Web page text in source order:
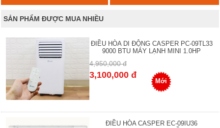
SẢN PHẨM ĐƯỢC MUA NHIỀU
ĐIỀU HÒA DI ĐỘNG CASPER PC-09TL33
9000 BTU MÁY LẠNH MINI 1.0HP
4,950,000 đ
3,100,000 đ
Mới
ĐIỀU HÒA CASPER EC-09IU36